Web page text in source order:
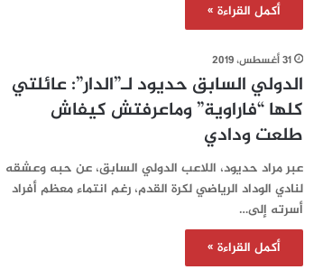
أكمل القراءة »
31 أغسطس، 2019
الدولي السابق حديود لـ”الدار”: عائلتي
كلها “فاراوية” وماعرفتش كيفاش
طلعت ودادي
عبر مراد حديود، اللاعب الدولي السابق، عن حبه وعشقه
لنادي الوداد الرياضي لكرة القدم، رغم انتماء معظم أفراد
أسرته إلى…
أكمل القراءة »